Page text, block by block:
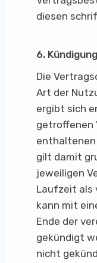
diesen
6. Kündigung
Die
Art der
ergibt sich
getroffenen
enthaltenen
gilt damit
jeweiligen
Laufzeit als
kann mit
Ende der
gekündigt
nicht